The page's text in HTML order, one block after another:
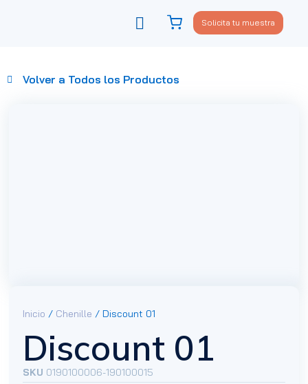
Solicita tu muestra
Volver a Todos los Productos
Inicio / Chenille / Discount 01
Discount 01
SKU 0190100006-190100015